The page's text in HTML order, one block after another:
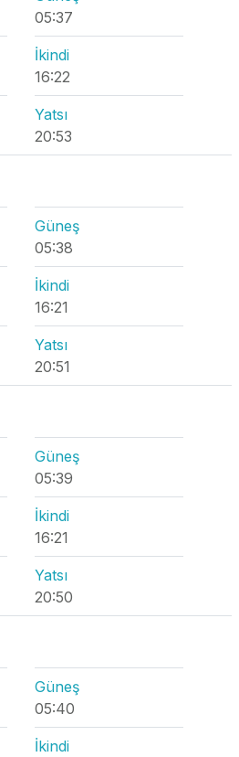
05:37
İkindi
16:22
Yatsı
20:53
Güneş
05:38
İkindi
16:21
Yatsı
20:51
Güneş
05:39
İkindi
16:21
Yatsı
20:50
Güneş
05:40
İkindi